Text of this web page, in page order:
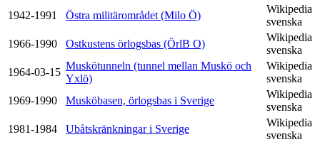
1942-1991
Östra militärområdet (Milo Ö)
Wikipedia
svenska
1966-1990
Ostkustens örlogsbas (ÖrlB O)
Wikipedia
svenska
1964-03-15
Muskötunneln (tunnel mellan Muskö och
Yxlö)
Wikipedia
svenska
1969-1990
Musköbasen, örlogsbas i Sverige
Wikipedia
svenska
1981-1984
Ubåtskränkningar i Sverige
Wikipedia
svenska